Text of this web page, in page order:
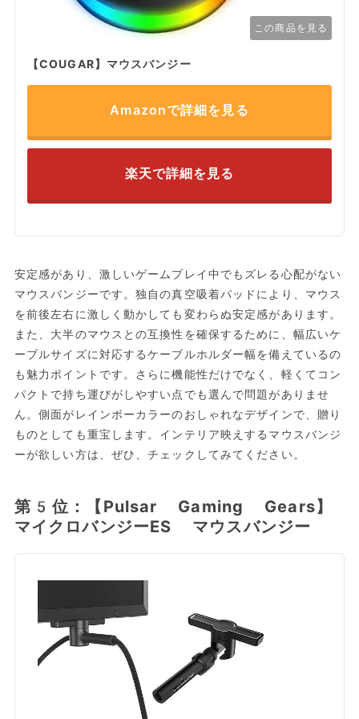
この商品を見る
【COUGAR】マウスバンジー
Amazonで詳細を見る
楽天で詳細を見る
安定感があり、激しいゲームプレイ中でもズレる心配がない
マウスバンジーです。独自の真空吸着パッドにより、マウス
を前後左右に激しく動かしても変わらぬ安定感があります。
また、大半のマウスとの互換性を確保するために、幅広いケ
ーブルサイズに対応するケーブルホルダー幅を備えているの
も魅力ポイントです。さらに機能性だけでなく、軽くてコン
パクトで持ち運びがしやすい点でも選んで問題がありませ
ん。側面がレインボーカラーのおしゃれなデザインで、贈り
ものとしても重宝します。インテリア映えするマウスバンジ
ーが欲しい方は、ぜひ、チェックしてみてください。
第5位：【Pulsar Gaming Gears】
マイクロバンジーES マウスバンジー